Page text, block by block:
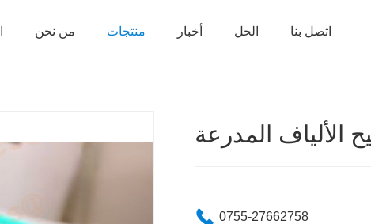
من نحن منتجات أخبار الحل اتصل بنا
الألياف المدرعة
0755-27662758